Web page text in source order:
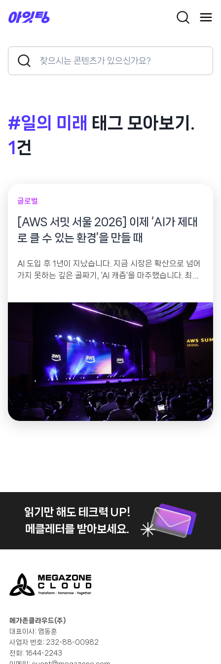
Search
Search
Button
#일의 미래 태그 모아보기.
1 건
글로벌
[AWS 서밋 서울 2026] 이제 ‘AI가 제대
로 클 수 있는 환경’을 만들 때
AI 도입 후 1년이 지났습니다. 지금 시장은 확산으로 넘어
가지 못하는 깊은 골짜기, 'AI 캐즘'을 마주했습니다. 최신
읽기만 해도 테크력 UP!
메클레터를 받아보세요.
메가존클라우드(주)
대표이사: 염동훈
사업자 번호: 232-88-00982
전화: 1644-2243